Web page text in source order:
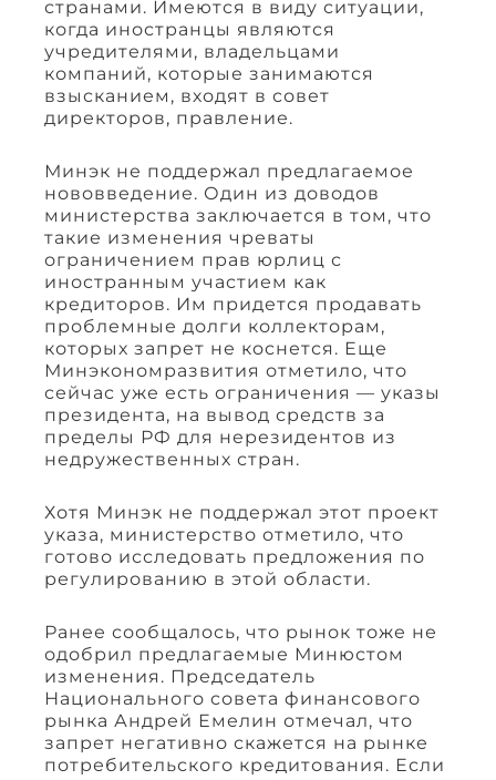
странами. Имеются в виду ситуации,
когда иностранцы являются
учредителями, владельцами
компаний, которые занимаются
взысканием, входят в совет
директоров, правление.
Минэк не поддержал предлагаемое
нововведение. Один из доводов
министерства заключается в том, что
такие изменения чреваты
ограничением прав юрлиц с
иностранным участием как
кредиторов. Им придется продавать
проблемные долги коллекторам,
которых запрет не коснется. Еще
Минэкономразвития отметило, что
сейчас уже есть ограничения — указы
президента, на вывод средств за
пределы РФ для нерезидентов из
недружественных стран.
Хотя Минэк не поддержал этот проект
указа, министерство отметило, что
готово исследовать предложения по
регулированию в этой области.
Ранее сообщалось, что рынок тоже не
одобрил предлагаемые Минюстом
изменения. Председатель
Национального совета финансового
рынка Андрей Емелин отмечал, что
запрет негативно скажется на рынке
потребительского кредитования. Если